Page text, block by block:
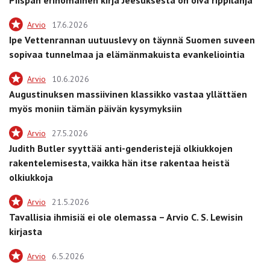
Arvio 17.6.2026
Ipe Vettenrannan uutuuslevy on täynnä Suomen suveen
sopivaa tunnelmaa ja elämänmakuista evankeliointia
Arvio 10.6.2026
Augustinuksen massiivinen klassikko vastaa yllättäen
myös moniin tämän päivän kysymyksiin
Arvio 27.5.2026
Judith Butler syyttää anti-genderistejä olkiukkojen
rakentelemisesta, vaikka hän itse rakentaa heistä
olkiukkoja
Arvio 21.5.2026
Tavallisia ihmisiä ei ole olemassa – Arvio C. S. Lewisin
kirjasta
Arvio 6.5.2026